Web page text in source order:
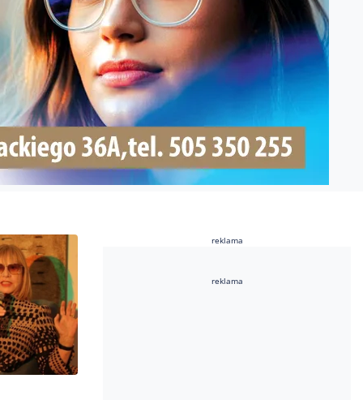
reklama
reklama